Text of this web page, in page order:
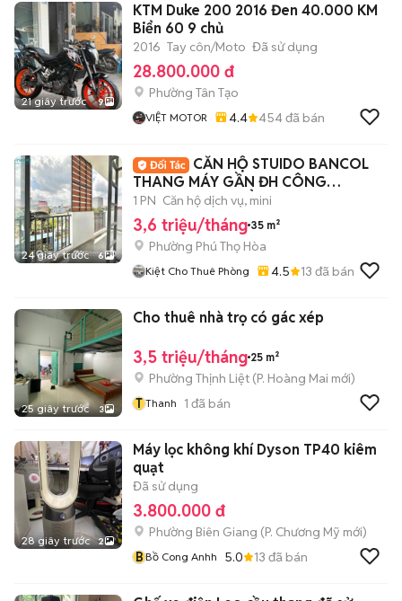
21 giây trước 9
KTM Duke 200 2016 Đen 40.000 KM
Biển 60 9 chủ
2016 Tay côn/Moto Đã sử dụng
28.800.000 đ
Phường Tân Tạo
VIỆT MOTOR 4.4 454đã bán
24 giây trước 6
CĂN HỘ STUIDO BANCOL
THANG MÁY GẦN ĐH CÔNG
THƯƠNG CAO ĐẲNG GTVT AEON
1 PN Căn hộ dịch vụ, mini
3,6 triệu/tháng 35 m²
Phường Phú Thọ Hòa
Kiệt Cho Thuê Phòng 4.5 13 đã bán
25 giây trước 3
Cho thuê nhà trọ có gác xép
3,5 triệu/tháng 25 m²
Phường Thịnh Liệt (P. Hoàng Mai mới)
T Thanh 1 đã bán
28 giây trước 2
Máy lọc không khí Dyson TP40 kiêm
quạt
Đã sử dụng
3.800.000 đ
Phường Biên Giang (P. Chương Mỹ mới)
BBồ Cong Anhh 5.0 13 đã bán